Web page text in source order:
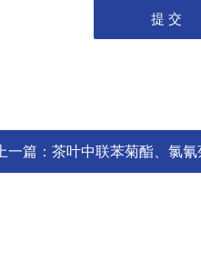
上一篇： 茶叶中联苯菊酯、氯